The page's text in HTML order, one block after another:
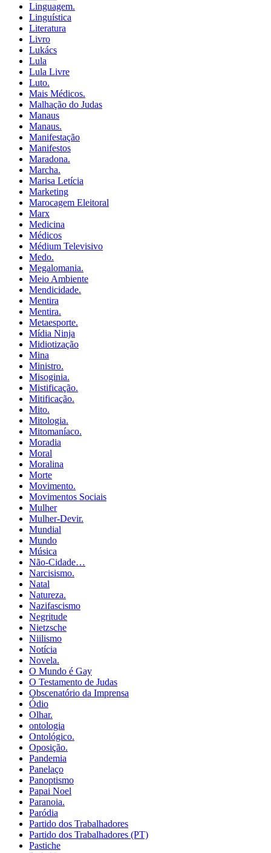
Linguagem.
Linguística
Literatura
Livro
Lukács
Lula
Lula Livre
Luto.
Mais Médicos.
Malhação do Judas
Manaus
Manaus.
Manifestação
Manifestos
Maradona.
Marcha.
Marisa Letícia
Marketing
Marocagem Eleitoral
Marx
Medicina
Médicos
Médium Televisivo
Medo.
Megalomania.
Meio Ambiente
Mendicidade.
Mentira
Mentira.
Metaesporte.
Mídia Ninja
Midiotização
Mina
Ministro.
Misoginia.
Mistificação.
Mitificação.
Mito.
Mitologia.
Mitomaníaco.
Moradia
Moral
Moralina
Morte
Movimento.
Movimentos Sociais
Mulher
Mulher-Devir.
Mundial
Mundo
Música
Não-Cidade…
Narcisismo.
Natal
Natureza.
Nazifascismo
Negritude
Nietzsche
Niilismo
Notícia
Novela.
O Mundo é Gay
O Testamento de Judas
Obscenatório da Imprensa
Ódio
Olhar.
ontologia
Ontológico.
Oposição.
Pandemia
Panelaço
Panoptismo
Papai Noel
Paranoia.
Paródia
Partido dos Trabalhadores
Partido dos Trabalhadores (PT)
Pastiche